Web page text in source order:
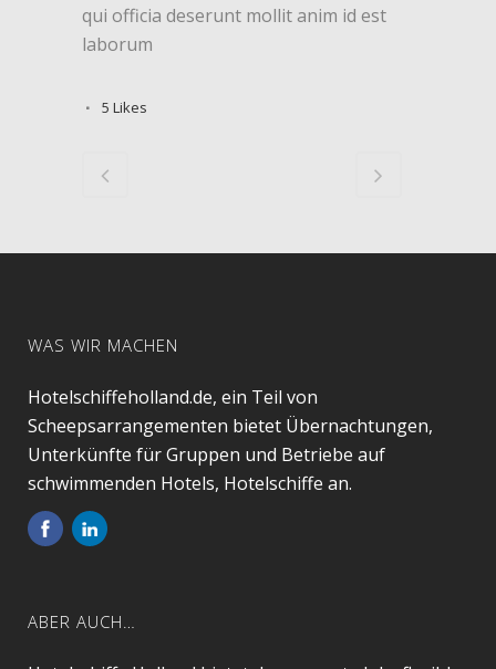
qui officia deserunt mollit anim id est
laborum
5 Likes
WAS WIR MACHEN
Hotelschiffeholland.de, ein Teil von
Scheepsarrangementen bietet Übernachtungen,
Unterkünfte für Gruppen und Betriebe auf
schwimmenden Hotels, Hotelschiffe an.
ABER AUCH…